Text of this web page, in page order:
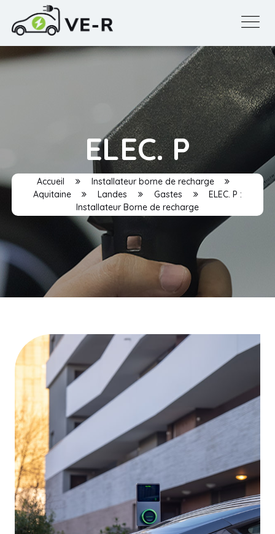
ELEC. P
Accueil
Installateur borne de recharge
Aquitaine
Landes Gastes
ELEC. P :
Installateur Borne de recharge